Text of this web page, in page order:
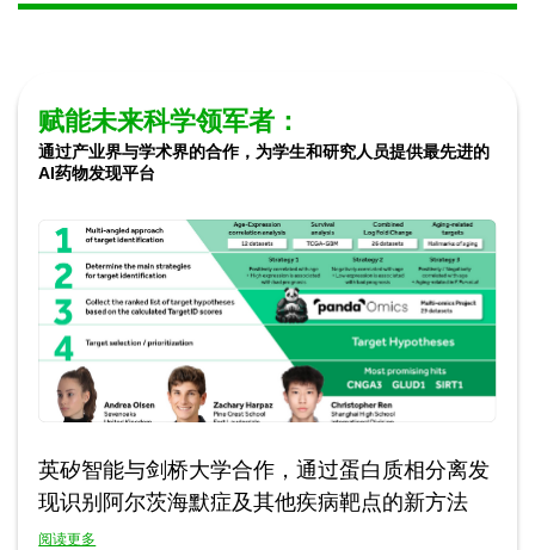
赋能未来科学领军者：
通过产业界与学术界的合作，为学生和研究人员提供最先进的
AI药物发现平台
英矽智能与剑桥大学合作，通过蛋白质相分离发
现识别阿尔茨海默症及其他疾病靶点的新方法
阅读更多